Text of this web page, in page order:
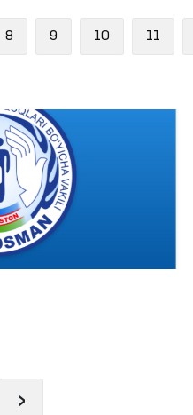
8 9 10 11
›